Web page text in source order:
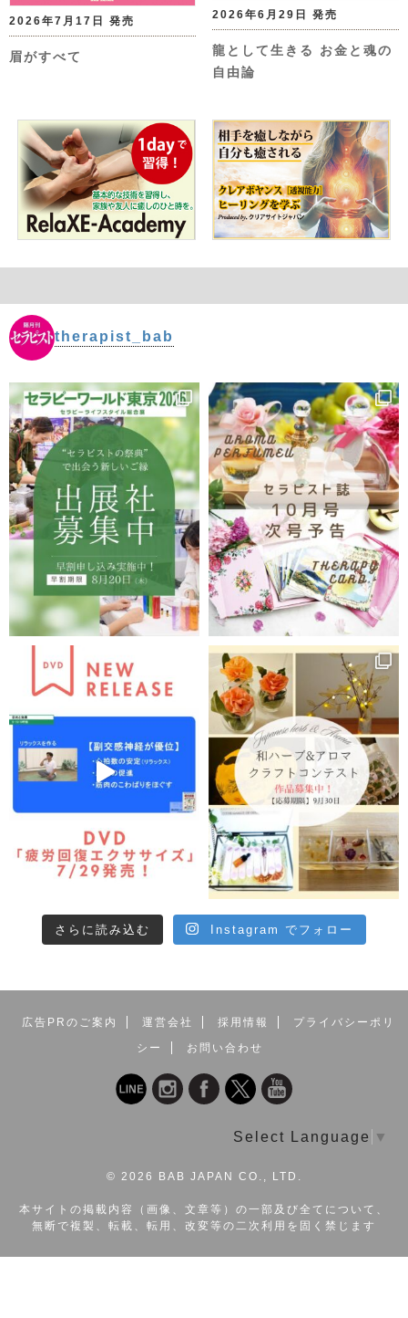
2026年7月17日 発売
眉がすべて
2026年6月29日 発売
龍として生きる お金と魂の
自由論
therapist_bab
さらに読み込む Instagram でフォロー
広告PRのご案内 運営会社 採用情報
プライバシーポリ
シー
お問い合わせ
Select Language ▼
© 2026 BAB JAPAN CO., LTD.
本サイトの掲載内容（画像、文章等）の一部及び全てについて、
無断で複製、転載、転用、改変等の二次利用を固く禁じます